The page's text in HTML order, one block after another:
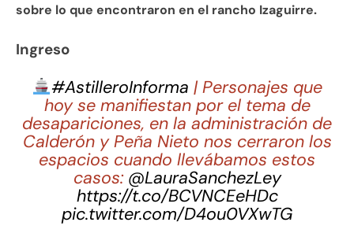
sobre lo que encontraron en el rancho Izaguirre.
Ingreso
#AstilleroInforma | Personajes que
hoy se manifiestan por el tema de
desapariciones, en la administración de
Calderón y Peña Nieto nos cerraron los
espacios cuando llevábamos estos
casos: @LauraSanchezLey
https://t.co/BCVNCEeHDc
pic.twitter.com/D4ou0VXwTG